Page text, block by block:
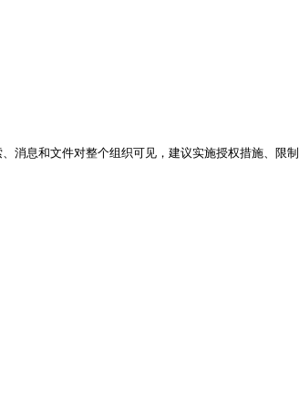
和文件对整个组织可见，建议实施授权措施、限